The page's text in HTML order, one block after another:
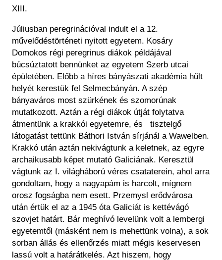
XIII.
Júliusban peregrinációval indult el a 12.
művelődéstörténeti nyitott egyetem. Kosáry
Domokos régi peregrinus diákok példájával
búcsúztatott bennünket az egyetem Szerb utcai
épületében. Előbb a híres bányászati akadémia hűlt
helyét kerestük fel Selmecbányán. A szép
bányaváros most szürkének és szomorúnak
mutatkozott. Aztán a régi diákok útját folytatva
átmentünk a krakkói egyetemre, és tisztelgő
látogatást tettünk Báthori István sírjánál a Wawelben.
Krakkó után aztán nekivágtunk a keletnek, az egyre
archaikusabb képet mutató Galiciának. Keresztül
vágtunk az I. világháború véres csataterein, ahol arra
gondoltam, hogy a nagyapám is harcolt, mígnem
orosz fogságba nem esett. Przemysl erődvárosa
után értük el az a 1945 óta Galiciát is kettévágó
szovjet határt. Bár meghívó levelünk volt a lembergi
egyetemtől (másként nem is mehettünk volna), a sok
sorban állás és ellenőrzés miatt mégis keservesen
lassú volt a határátkelés. Azt hiszem, hogy